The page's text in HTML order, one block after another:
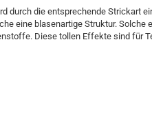
durch die entsprechende Strickart
eine blasenartige Struktur. Solche
Diese tollen Effekte sind für